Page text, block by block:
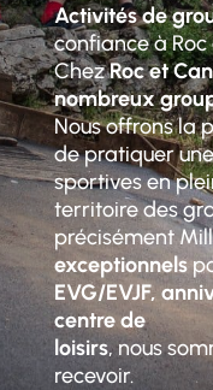
Activités de
confiance à
ChezRoc et
nombreux
Nous offrons la
de pratiquer
sportives en
territoire des
précisément
exceptionnels
EVG/EVJF,
centre de
loisirs, nous
recevoir.